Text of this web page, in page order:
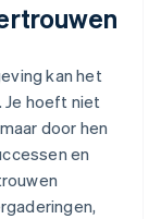
kan het
Je hoeft niet
door hen
en